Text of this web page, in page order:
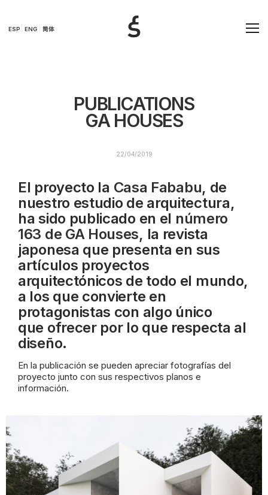
ESP ENG 简体
PUBLICATIONS
GA HOUSES
22/04/2019
El proyecto la Casa Fababu, de
nuestro estudio de arquitectura,
ha sido publicado en el número
163 de GA Houses, la revista
japonesa que presenta en sus
artículos proyectos
arquitectónicos de todo el mundo,
a los que convierte en
protagonistas con algo único
que ofrecer por lo que respecta al
diseño.
En la publicación se pueden apreciar fotografías del
proyecto junto con sus respectivos planos e
información.